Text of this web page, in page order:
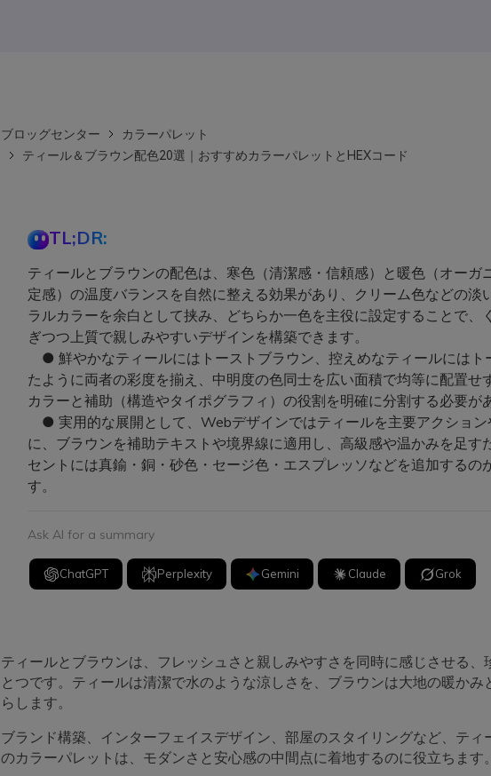
ブロッグセンター
カラーパレット
ティール＆ブラウン配色20選｜おすすめカラーパレットとHEXコード
TL;DR:
ティールとブラウンの配色は、寒色（清潔感・信頼感）と暖色（オーガ
定感）の温度バランスを自然に整える効果があり、クリーム色などの淡
ラルカラーを余白として挟み、どちらか一色を主役に設定することで、
ぎつつ上質で親しみやすいデザインを構築できます。
● 鮮やかなティールにはトーストブラウン、控えめなティールにはト
たように両者の彩度を揃え、中明度の色同士を広い面積で均等に配置せ
カラーと補助（構造やタイポグラフィ）の役割を明確に分割する必要が
● 実用的な展開として、Webデザインではティールを主要アクション
に、ブラウンを補助テキストや境界線に適用し、高級感や温かみを足す
セントには真鍮・銅・砂色・セージ色・エスプレッソなどを追加するの
す。
Ask AI for a summary
ChatGPT Perplexity Gemini Claude Grok
ティールとブラウンは、フレッシュさと親しみやすさを同時に感じさせる、
とつです。ティールは清潔で水のような涼しさを、ブラウンは大地の暖かみ
らします。
ブランド構築、インターフェイスデザイン、部屋のスタイリングなど、ティ
のカラーパレットは、モダンさと安心感の中間点に着地するのに役立ちます